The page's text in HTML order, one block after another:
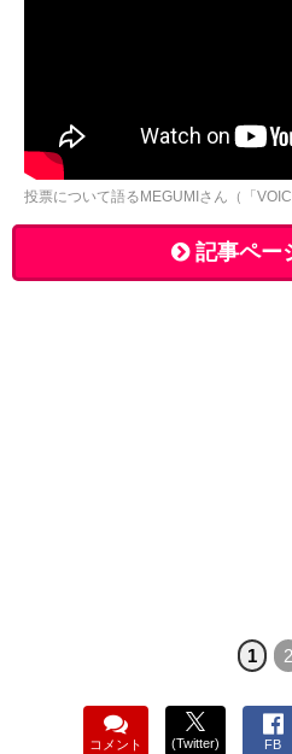
投票について語るMEGUMIさん（「
記事ペー
1 2
コメント (Twitter) FB